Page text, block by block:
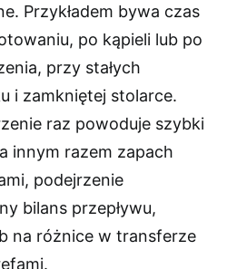
Przykładem bywa czas
po kąpieli lub po
przy stałych
i zamkniętej stolarce.
raz powoduje szybki
innym razem zapach
podejrzenie
bilans przepływu,
na różnice w transferze